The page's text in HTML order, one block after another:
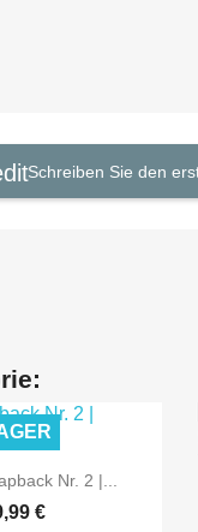
Schreiben Sie den
Nr. 2 |...
€